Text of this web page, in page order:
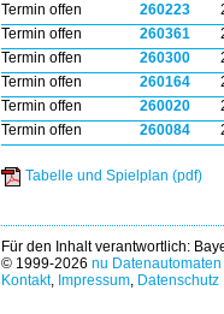
Termin offen
260223
Termin offen
260361
Termin offen
260300
Termin offen
260164
Termin offen
260020
Termin offen
260084
Tabelle und Spielplan (pdf)
Für den Inhalt verantwortlich:
© 1999-2026 nu
Kontakt, Impressum, Datenschutz